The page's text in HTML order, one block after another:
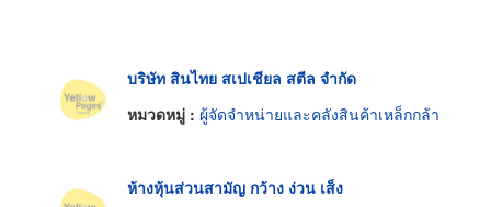
บริษัท สินไทย สเปเชียล สตีล จำกัด
หมวดหมู่ : ผู้จัดจำหน่ายและคลังสินค้าเหล็กกล้า
ห้างหุ้นส่วนสามัญ กว้าง ง่วน เส็ง